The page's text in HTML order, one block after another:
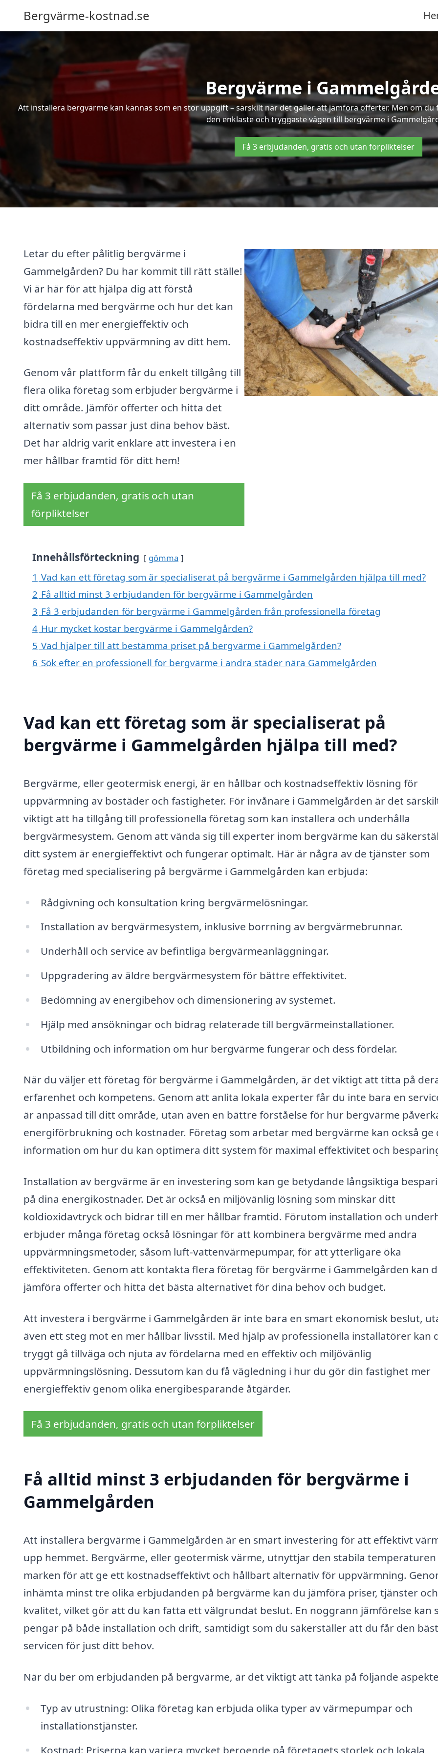
Bergvärme-kostnad.se
Bergvärme i
Att installera bergvärme kan kännas som en stor uppgift – särskilt när det gäller att jämföra offerter. Men om
den enklaste och tryggaste vägen till bergvärme i
Få 3 erbjudanden, gratis och utan förpliktelser
Letar du efter pålitlig bergvärme i
Gammelgården? Du har kommit till rätt ställe!
Vi är här för att hjälpa dig att förstå
fördelarna med bergvärme och hur det kan
bidra till en mer energieffektiv och
kostnadseffektiv uppvärmning av ditt hem.
Genom vår plattform får du enkelt tillgång till
flera olika företag som erbjuder bergvärme i
ditt område. Jämför offerter och hitta det
alternativ som passar just dina behov bäst.
Det har aldrig varit enklare att investera i en
mer hållbar framtid för ditt hem!
Få 3 erbjudanden, gratis och utan
förpliktelser
Innehållsförteckning gömma
1 Vad kan ett företag som är specialiserat på bergvärme i Gammelgården hjälpa till med?
2 Få alltid minst 3 erbjudanden för bergvärme i Gammelgården
3 Få 3 erbjudanden för bergvärme i Gammelgården från professionella företag
4 Hur mycket kostar bergvärme i Gammelgården?
5 Vad hjälper till att bestämma priset på bergvärme i Gammelgården?
6 Sök efter en professionell för bergvärme i andra städer nära Gammelgården
Vad kan ett företag som är specialiserat på
bergvärme i Gammelgården hjälpa till med?
Bergvärme, eller geotermisk energi, är en hållbar och kostnadseffektiv lösning för
uppvärmning av bostäder och fastigheter. För invånare i Gammelgården är det
viktigt att ha tillgång till professionella företag som kan installera och underhålla
bergvärmesystem. Genom att vända sig till experter inom bergvärme kan du
ditt system är energieffektivt och fungerar optimalt. Här är några av de tjänster som
företag med specialisering på bergvärme i Gammelgården kan erbjuda:
Rådgivning och konsultation kring bergvärmelösningar.
Installation av bergvärmesystem, inklusive borrning av bergvärmebrunnar.
Underhåll och service av befintliga bergvärmeanläggningar.
Uppgradering av äldre bergvärmesystem för bättre effektivitet.
Bedömning av energibehov och dimensionering av systemet.
Hjälp med ansökningar och bidrag relaterade till bergvärmeinstallationer.
Utbildning och information om hur bergvärme fungerar och dess fördelar.
När du väljer ett företag för bergvärme i Gammelgården, är det viktigt att titta på
erfarenhet och kompetens. Genom att anlita lokala experter får du inte bara en
är anpassad till ditt område, utan även en bättre förståelse för hur bergvärme
energiförbrukning och kostnader. Företag som arbetar med bergvärme kan också ge
information om hur du kan optimera ditt system för maximal effektivitet och
Installation av bergvärme är en investering som kan ge betydande långsiktiga
på dina energikostnader. Det är också en miljövänlig lösning som minskar ditt
koldioxidavtryck och bidrar till en mer hållbar framtid. Förutom installation och
erbjuder många företag också lösningar för att kombinera bergvärme med andra
uppvärmningsmetoder, såsom luft-vattenvärmepumpar, för att ytterligare öka
effektiviteten. Genom att kontakta flera företag för bergvärme i Gammelgården kan
jämföra offerter och hitta det bästa alternativet för dina behov och budget.
Att investera i bergvärme i Gammelgården är inte bara en smart ekonomisk beslut,
även ett steg mot en mer hållbar livsstil. Med hjälp av professionella installatörer kan
tryggt gå tillväga och njuta av fördelarna med en effektiv och miljövänlig
uppvärmningslösning. Dessutom kan du få vägledning i hur du gör din fastighet mer
energieffektiv genom olika energibesparande åtgärder.
Få 3 erbjudanden, gratis och utan förpliktelser
Få alltid minst 3 erbjudanden för bergvärme i
Gammelgården
Att installera bergvärme i Gammelgården är en smart investering för att effektivt
upp hemmet. Bergvärme, eller geotermisk värme, utnyttjar den stabila temperaturen
marken för att ge ett kostnadseffektivt och hållbart alternativ för uppvärmning.
inhämta minst tre olika erbjudanden på bergvärme kan du jämföra priser, tjänster och
kvalitet, vilket gör att du kan fatta ett välgrundat beslut. En noggrann jämförelse kan
pengar på både installation och drift, samtidigt som du säkerställer att du får den
servicen för just ditt behov.
När du ber om erbjudanden på bergvärme, är det viktigt att tänka på följande
Typ av utrustning: Olika företag kan erbjuda olika typer av värmepumpar och
installationstjänster.
Kostnad: Priserna kan variera mycket beroende på företagets storlek och lokala